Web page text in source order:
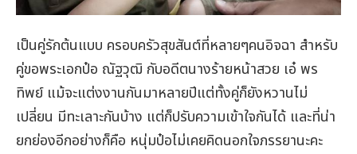
เป็นคู่รักต้นแบบ ครอบครัวสุขสันต์ที่หลายๆคนอิจฉา สำหรับ
คู่ขอพระเอกป๋อ ณัฐวุฒิ กับอดีตนางร้ายหน้าสวย เอ๋ พร
ทิพย์ แม้จะแต่งงานกันมาหลายปีแต่ทั้งคู่ก็ยังหวานไม่
เปลี่ยน มีทะเลาะกันบ้าง แต่ก็ปรับความเข้าใจกันได้ และที่น่า
ยกย่องอีกอย่างก็คือ หนุ่มป๋อไม่เคยคิดนอกใจภรรยานะคะ